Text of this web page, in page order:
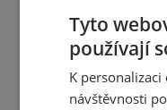
Tyto
používají
K
návštěvnosti